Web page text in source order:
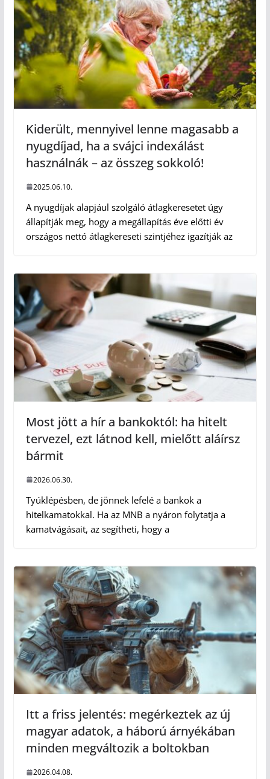
Kiderült, mennyivel lenne magasabb a
nyugdíjad, ha a svájci indexálást
használnák – az összeg sokkoló!
2025.06.10.
A nyugdíjak alapjául szolgáló átlagkeresetet úgy
állapítják meg, hogy a megállapítás éve előtti év
országos nettó átlagkereseti szintjéhez igazítják az
Most jött a hír a bankoktól: ha hitelt
tervezel, ezt látnod kell, mielőtt aláírsz
bármit
2026.06.30.
Tyúklépésben, de jönnek lefelé a bankok a
hitelkamatokkal. Ha az MNB a nyáron folytatja a
kamatvágásait, az segítheti, hogy a
Itt a friss jelentés: megérkeztek az új
magyar adatok, a háború árnyékában
minden megváltozik a boltokban
2026.04.08.